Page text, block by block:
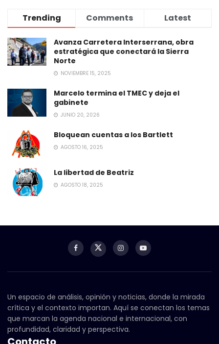
Trending Comments Latest
Avanza Carretera Interserrana, obra
estratégica que conectará la Sierra
Norte
NOVIEMBRE 15, 2025
Marcelo termina el TMEC y deja el
gabinete
JUNIO 20, 2026
Bloquean cuentas a los Bartlett
AGOSTO 16, 2025
La libertad de Beatriz
AGOSTO 18, 2025
Un espacio de análisis, opinión y noticias, donde la mirada
crítica y el contexto importan. Aquí se conectan los temas
que marcan la agenda nacional e internacional, con
profundidad, claridad y perspectiva.